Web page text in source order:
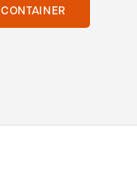
CONTAINER